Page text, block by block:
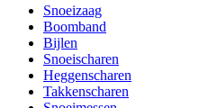
Snoeizaag
Boomband
Bijlen
Snoeischaren
Heggenscharen
Takkenscharen